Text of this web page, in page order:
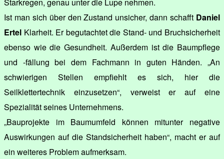
Ist man sich über den Zustand unsicher, dann schafft Daniel
Ertel Klarheit. Er begutachtet die Stand- und Bruchsicherheit
ebenso wie die Gesundheit. Außerdem ist die Baumpflege
und -fällung bei dem Fachmann in guten Händen. „An
schwierigen Stellen empfiehlt es sich, hier die
Seilklettertechnik einzusetzen“, verweist er auf eine
Spezialität seines Unternehmens.
„Bauprojekte im Baumumfeld können mitunter negative
Auswirkungen auf die Standsicherheit haben“, macht er auf
ein weiteres Problem aufmerksam.